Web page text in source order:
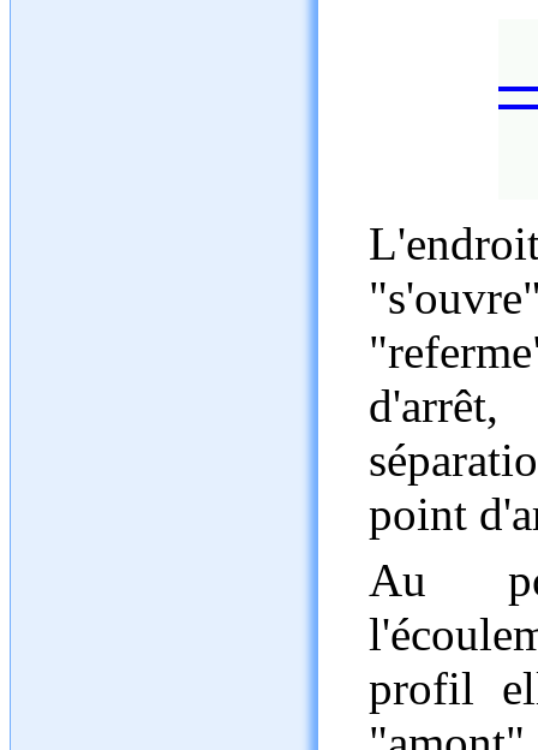
point
Au
profil